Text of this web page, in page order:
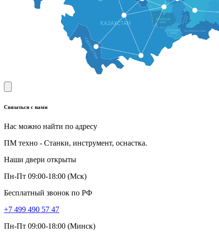
Связаться с нами
Нас можно найти по адресу
ПМ техно - Станки, инструмент, оснастка.
Наши двери открыты
Пн-Пт 09:00-18:00 (Мск)
Бесплатный звонок по РФ
+7 499 490 57 47
Пн-Пт 09:00-18:00 (Минск)